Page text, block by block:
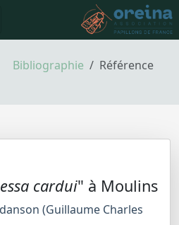
Bibliographie Référence
cardui" à Moulins
(Guillaume Charles